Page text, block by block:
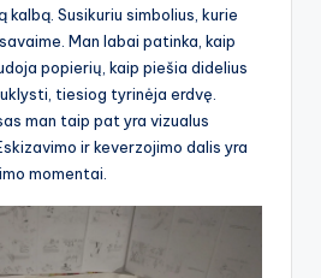
kalbą. Susikuriu simbolius, kurie
Man labai patinka, kaip
popierių, kaip piešia didelius
tiesiog tyrinėja erdvę.
man taip pat yra vizualus
ir keverzojimo dalis yra
momentai.